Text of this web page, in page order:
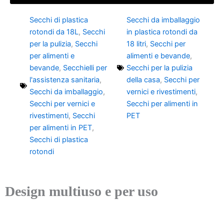
Secchi di plastica
rotondi da 18L, Secchi
per la pulizia, Secchi
per alimenti e
bevande, Secchielli per
l'assistenza sanitaria,
Secchi da imballaggio,
Secchi per vernici e
rivestimenti, Secchi
per alimenti in PET,
Secchi di plastica
rotondi
Secchi da imballaggio
in plastica rotondi da
18 litri, Secchi per
alimenti e bevande,
Secchi per la pulizia
della casa, Secchi per
vernici e rivestimenti,
Secchi per alimenti in
PET
Design multiuso e per uso